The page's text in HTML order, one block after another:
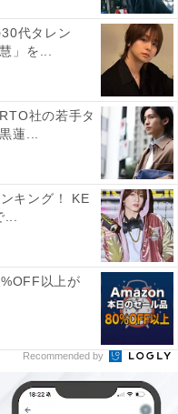
代タレン
」を...
社の若手タ
蓮...
キング！ KE
以上が
Recommended by